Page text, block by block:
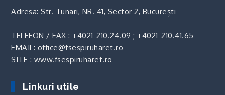
Adresa: Str. Tunari, NR. 41, Sector 2, București
TELEFON / FAX :+4021-210.24.09 ;+4021-210.41.65
EMAIL: office@fsespiruharet.ro
SITE : www.fsespiruharet.ro
Linkuri utile